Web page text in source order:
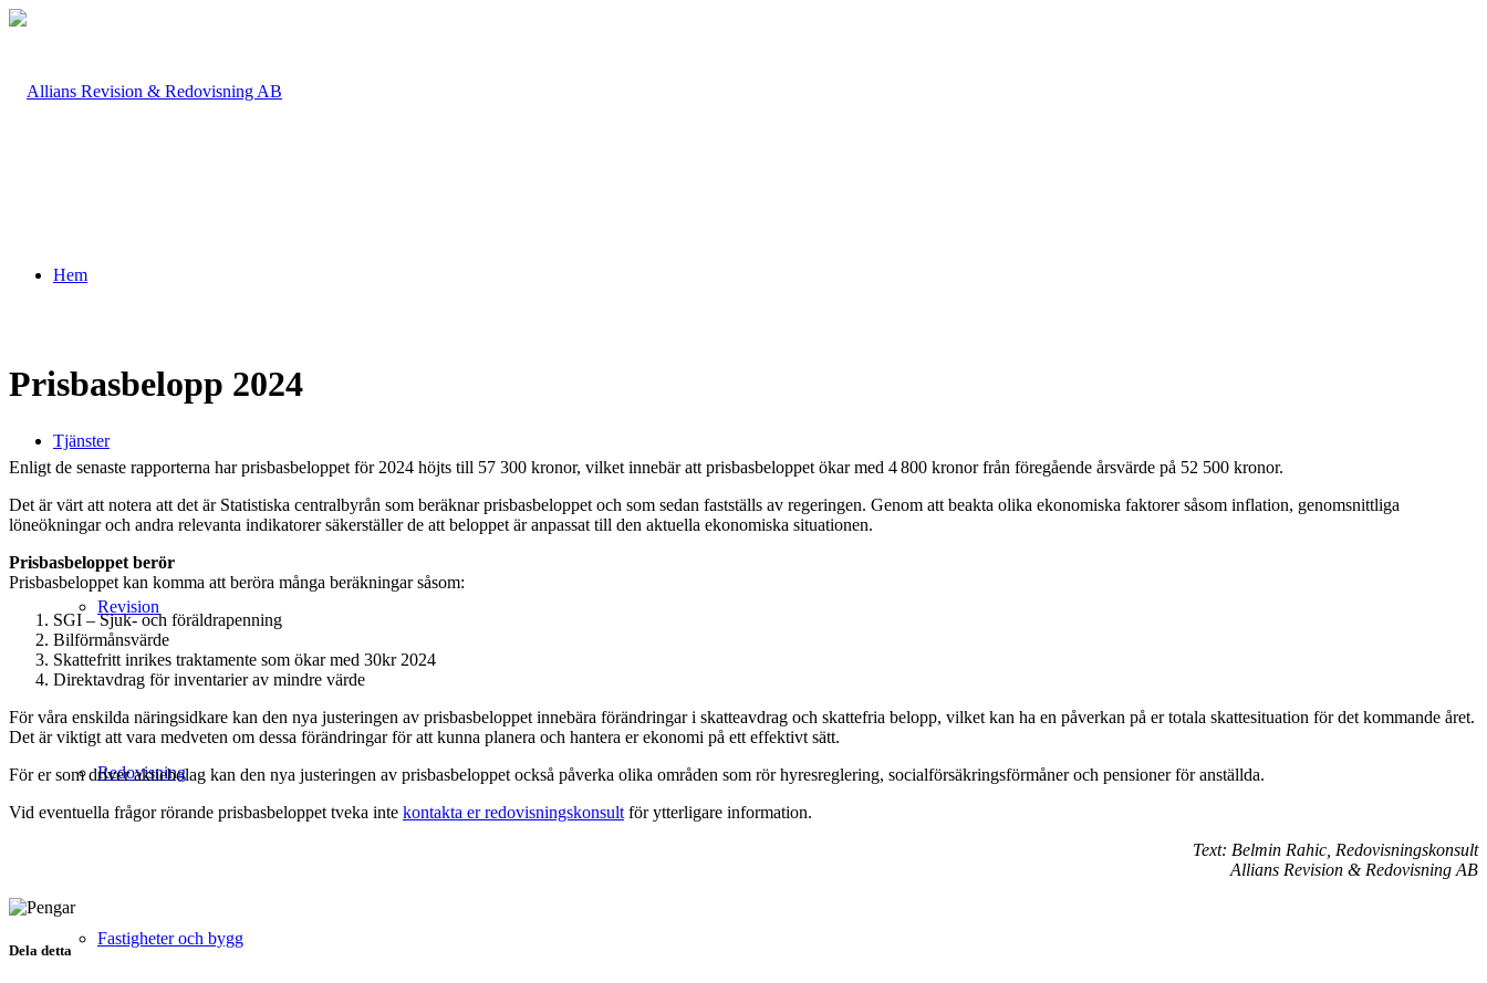
Hem
Tjänster
Revision
Redovisning
Fastigheter och bygg
Prisbasbelopp 2024
Enligt de senaste rapporterna har prisbasbeloppet för 2024 höjts till 57 300 kronor, vilket innebär att prisbasbeloppet ökar med 4 800 kronor från föregående årsvärde på 52 500 kronor.
Det är värt att notera att det är Statistiska centralbyrån som beräknar prisbasbeloppet och som sedan fastställs av regeringen. Genom att beakta olika ekonomiska faktorer såsom inflation, genomsnittliga
löneökningar och andra relevanta indikatorer säkerställer de att beloppet är anpassat till den aktuella ekonomiska situationen.
Prisbasbeloppet berör
Prisbasbeloppet kan komma att beröra många beräkningar såsom:
SGI – Sjuk- och föräldrapenning
Bilförmånsvärde
Skattefritt inrikes traktamente som ökar med 30kr 2024
Direktavdrag för inventarier av mindre värde
För våra enskilda näringsidkare kan den nya justeringen av prisbasbeloppet innebära förändringar i skatteavdrag och skattefria belopp, vilket kan ha en påverkan på er totala skattesituation för det kommande året.
Det är viktigt att vara medveten om dessa förändringar för att kunna planera och hantera er ekonomi på ett effektivt sätt.
För er som driver aktiebolag kan den nya justeringen av prisbasbeloppet också påverka olika områden som rör hyresreglering, socialförsäkringsförmåner och pensioner för anställda.
Vid eventuella frågor rörande prisbasbeloppet tveka inte kontakta er redovisningskonsult för ytterligare information.
Text: Belmin Rahic, Redovisningskonsult
Allians Revision & Redovisning AB
Dela detta